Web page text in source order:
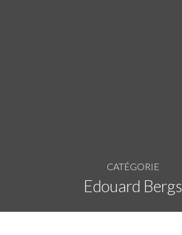
CATÉGORIE
Edouard Bergs